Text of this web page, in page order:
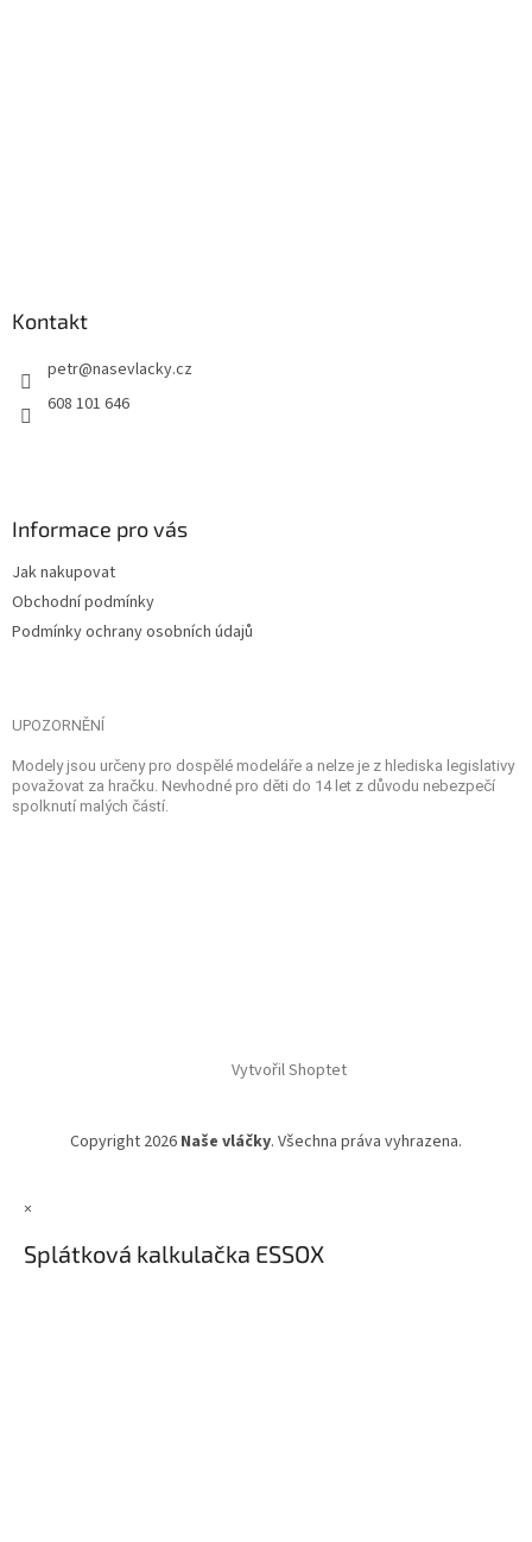
Kontakt
petr@nasevlacky.cz
608 101 646
Informace pro vás
Jak nakupovat
Obchodní podmínky
Podmínky ochrany osobních údajů
UPOZORNĚNÍ
Modely jsou určeny pro dospělé modeláře a nelze je z hlediska legislativy
považovat za hračku. Nevhodné pro děti do 14 let z důvodu nebezpečí
spolknutí malých částí.
Vytvořil Shoptet
Copyright 2026 Naše vláčky. Všechna práva vyhrazena.
×
Splátková kalkulačka ESSOX